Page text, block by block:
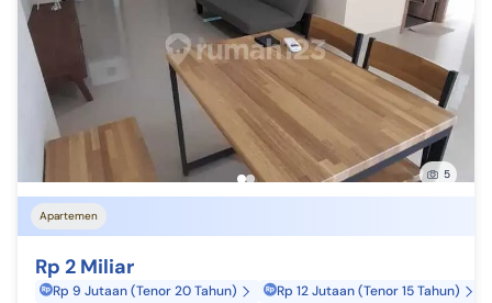
5
Apartemen
Rp 2 Miliar
Rp 9 Jutaan (Tenor 20 Tahun) Rp 12 Jutaan (Tenor 15 Tahun)